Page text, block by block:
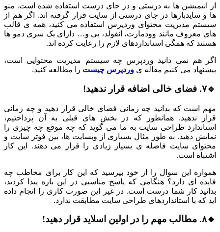
از انیمیشن ها به درستی و در جای درست استفاده شده است. منو
ها و سایدبارها در جای درستی از سایت قرار گرفته اند. اگر هم از
سیستم مدیریت محتوای وردپرس استفاده می کنید، همه ی قالب
های معروف مانند وودمارت، انفولد، بی و… دارای یک سری دمو ها
هستند که همگی استانداردهای لازم را رعایت کرده اند.
اگر هم نمی دانید وردپرس چه سیستم مدیریت محتوایی است،
پیشنهاد می کنیم مقاله ی وردپرس چیست را مطالعه کنید.
🔹۷. فضای خالی اضافه قرار ندهید!
مهم است که بدانید چه زمانی فضای خالی قرار دهید و چه زمانی
قرار ندهید. همانطور که در بخش های قبلی به آن پرداختیم،
استاندارد طراحی سایت به ما می گوید که چه موقع چه چیزی را
نمایش دهید. به طور مثال بسیاری از وبسایت ها، بین فوتر سایت و
محتوای سایت فاصله ی بسیار زیادی را قرار می دهند. این کار
اشتباه است.
همواره این سوال را از خود بپرسید که این کار برای مخاطب چه
فایده ای دارد؟ هنگامی که پاسخ مناسبی در این باره پیدا کردید،
بدانید کار شما درست است. در غیر این صورت کاری را انجام داده
اید که با استانداردهای طراحی سایت مطابقت ندارد.
🔹۸. مطالب مهم را در اولین اسلاید قرار دهید!